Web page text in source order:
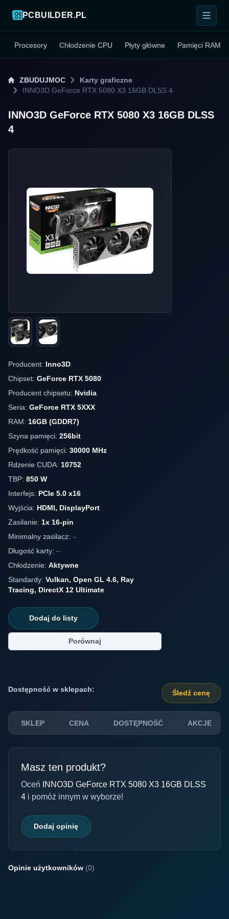
PCBUILDER.PL
Procesory Chłodzenie CPU Płyty główne Pamięci RAM
ZBUDUJMOC
Karty graficzne
INNO3D GeForce RTX 5080 X3 16GB DLSS 4
INNO3D GeForce RTX 5080 X3 16GB DLSS
4
Producent: Inno3D
Chipset: GeForce RTX 5080
Producent chipsetu: Nvidia
Seria: GeForce RTX 5XXX
RAM: 16GB (GDDR7)
Szyna pamięci: 256bit
Prędkość pamięci: 30000 MHz
Rdzenie CUDA: 10752
TBP: 850 W
Interfejs: PCIe 5.0 x16
Wyjścia: HDMI, DisplayPort
Zasilanie: 1x 16-pin
Minimalny zasilacz: –
Długość karty: –
Chłodzenie: Aktywne
Standardy: Vulkan, Open GL 4.6, Ray
Tracing, DirectX 12 Ultimate
Dodaj do listy
Porównaj
Dostępność w sklepach: Śledź cenę
SKLEP CENA DOSTĘPNOŚĆ AKCJE
Masz ten produkt?
Oceń
INNO3D GeForce RTX 5080 X3 16GB DLSS
4 i pomóż innym w wyborze!
Dodaj opinię
Opinie użytkowników (0)